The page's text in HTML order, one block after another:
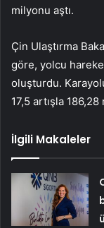
milyonu aştı.
Çin Ulaştırma
göre, yolcu
oluşturdu.
17,5 artışla
İlgili Makaleler